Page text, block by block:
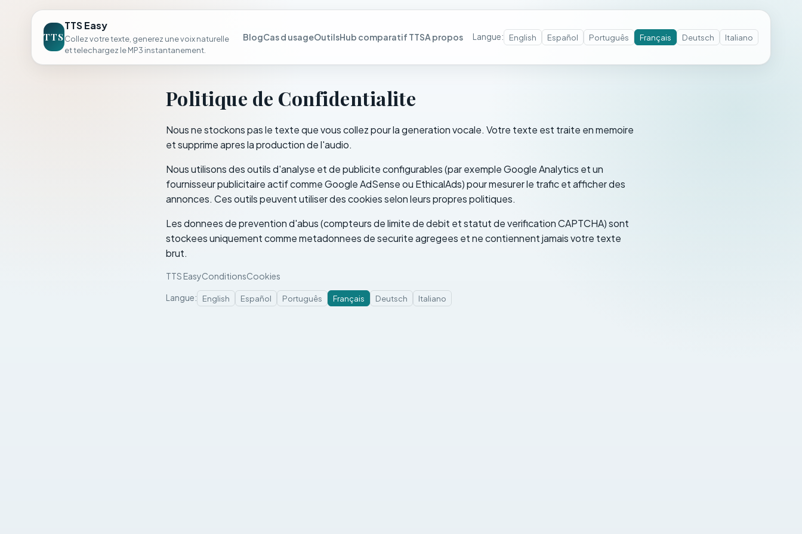
TTS
TTS Easy
Collez votre texte, generez une voix naturelle
et telechargez le MP3 instantanement.
BlogCas d usageOutilsHub comparatif TTSA propos Langue: English Español Português Français Deutsch Italiano
Politique de Confidentialite
Nous ne stockons pas le texte que vous collez pour la generation vocale. Votre texte est traite en memoire
et supprime apres la production de l'audio.
Nous utilisons des outils d'analyse et de publicite configurables (par exemple Google Analytics et un
fournisseur publicitaire actif comme Google AdSense ou EthicalAds) pour mesurer le trafic et afficher des
annonces. Ces outils peuvent utiliser des cookies selon leurs propres politiques.
Les donnees de prevention d'abus (compteurs de limite de debit et statut de verification CAPTCHA) sont
stockees uniquement comme metadonnees de securite agregees et ne contiennent jamais votre texte
brut.
TTS EasyConditionsCookies
Langue: English Español Português Français Deutsch Italiano